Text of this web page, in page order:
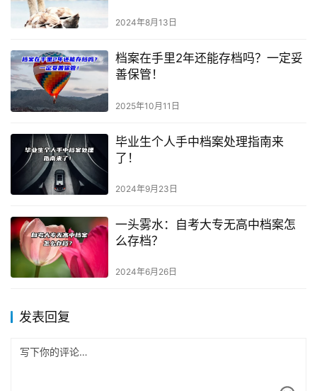
2024年8月13日
档案在手里2年还能存档吗？一定妥
善保管！
2025年10月11日
毕业生个人手中档案处理指南来
了！
2024年9月23日
一头雾水：自考大专无高中档案怎
么存档？
2024年6月26日
发表回复